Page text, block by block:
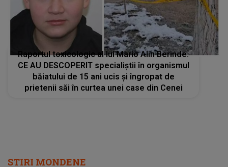
Raportul toxicologic al lui Mario Alin Berinde.
CE AU DESCOPERIT specialiștii în organismul
băiatului de 15 ani ucis și îngropat de
prietenii săi în curtea unei case din Cenei
STIRI MONDENE